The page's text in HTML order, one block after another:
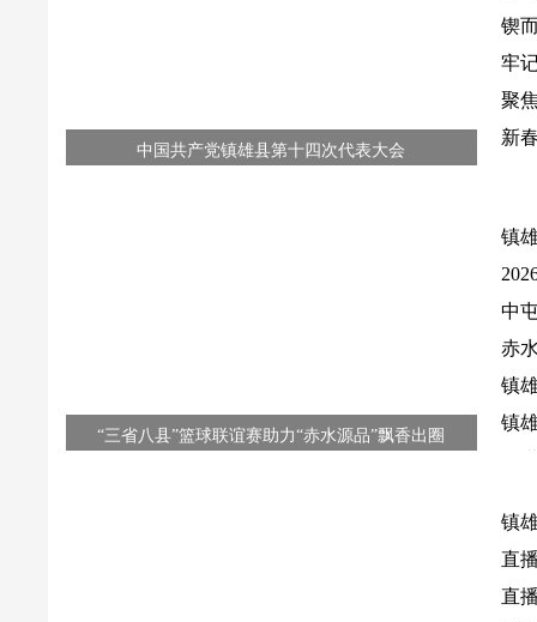
中国共产党镇雄县第十四次代表大会
锲
牢
聚
新
“三省八县”篮球联谊赛助力“赤水源品”飘香出圈
镇
中
赤
在
镇
水
镇
镇
直
直